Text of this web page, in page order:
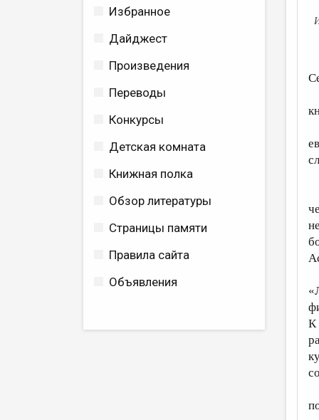
Избранное
Дайджест
Произведения
Переводы
Конкурсы
Детская комната
Книжная полка
Обзор литературы
Страницы памяти
Правила сайта
Объявления
К